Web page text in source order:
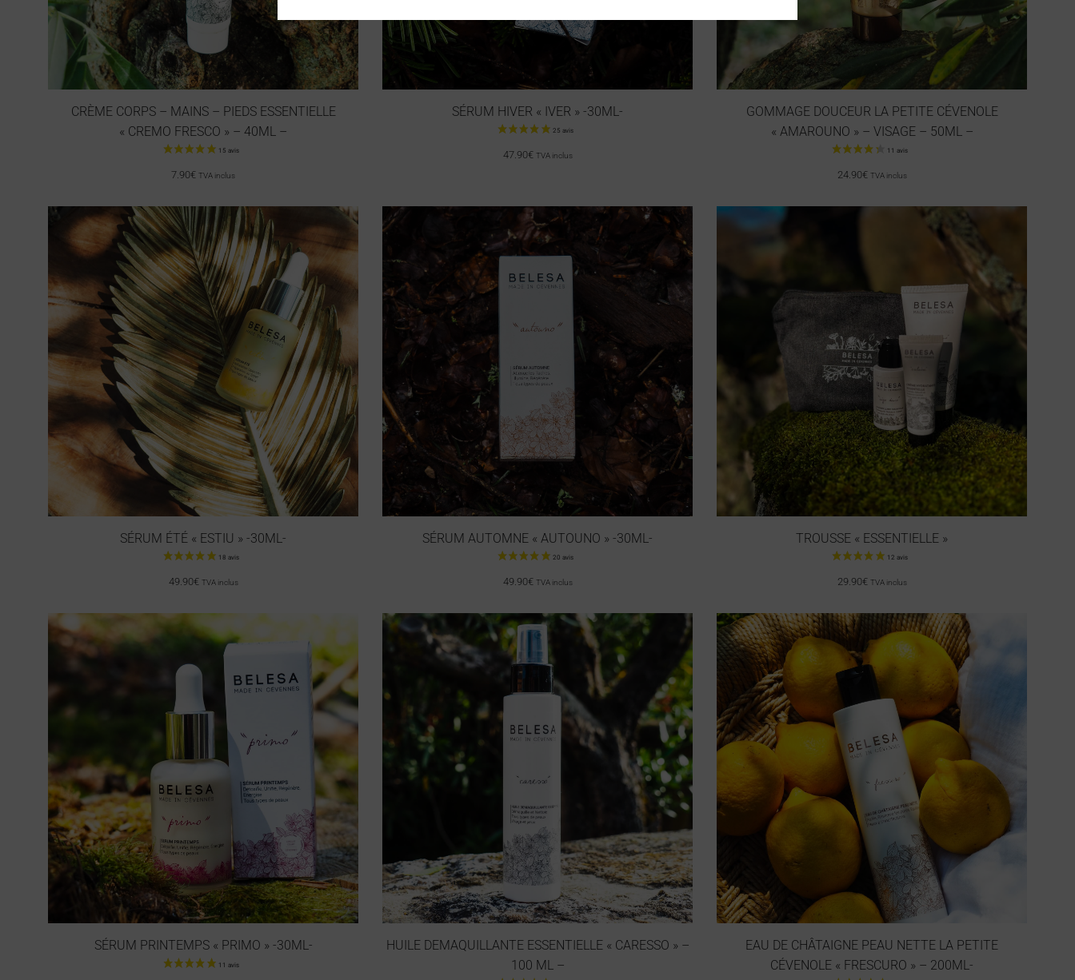
33 avis
32 avis 31 avis
CRÈME CORPS – MAINS – PIEDS ESSENTIELLE
« CREMO FRESCO » – 40ML –
7.90€ TVA inclus
SÉRUM HIVER « IVER » -30ML-
47.90€ TVA inclus
GOMMAGE DOUCEUR LA PETITE CÉVENOLE
« AMAROUNO » – VISAGE – 50ML –
24.90€ TVA inclus
SÉRUM ÉTÉ « ESTIU » -30ML-
49.90€ TVA inclus
SÉRUM AUTOMNE « AUTOUNO » -30ML-
49.90€ TVA inclus
TROUSSE « ESSENTIELLE »
29.90€ TVA inclus
SÉRUM PRINTEMPS « PRIMO » -30ML-
HUILE DEMAQUILLANTE ESSENTIELLE « CARESSO » –
100 ML –
EAU DE CHÂTAIGNE PEAU NETTE LA PETITE
CÉVENOLE « FRESCURO » – 200ML-